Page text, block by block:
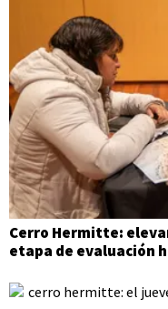
Cerro Hermitte:
etapa de evaluación